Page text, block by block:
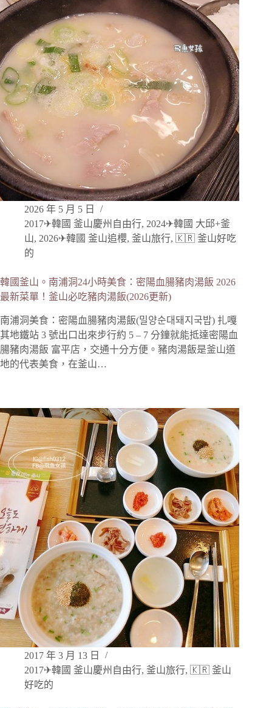
2026 年 5 月 5 日
2017✈韓國 釜山慶州自由行, 2024✈韓國 大邱+釜
山, 2026✈韓國 釜山追櫻, 釜山旅行, 🇰🇷 釜山好吃
的
韓國釜山。南浦洞24小時美食：密陽血腸豬肉湯飯 2026
最新菜單！釜山必吃豬肉湯飯(2026更新)
南浦洞美食：密陽血腸豬肉湯飯(밀양순대돼지국밥) 扎嘎
其地鐵站 3 號出口出來步行約 5 – 7 分鐘就能抵達密陽血
腸豬肉湯飯 富平店，交通十分方便。豬肉湯飯是釜山道
地的代表美食，在釜山…
2017 年 3 月 13 日
2017✈韓國 釜山慶州自由行, 釜山旅行, 🇰🇷 釜山
好吃的